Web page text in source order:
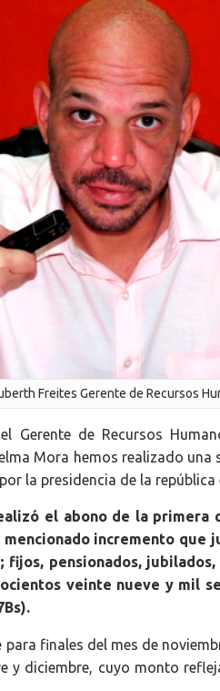
Freites Gerente de Recursos
de Recursos
Mora hemos realizado
la presidencia de la república
el abono de la primera
incremento que
fijos, pensionados,
veinte nueve y mil
finales del mes de
y diciembre, cuyo monto